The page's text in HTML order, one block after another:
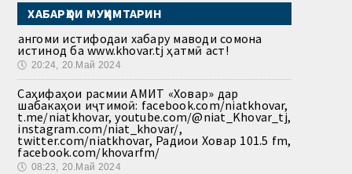
ХАБАРҲОИ МУҲИМТАРИН
Ҳангоми истифодаи хабару маводи сомона
истинод ба www.khovar.tj ҳатмӣ аст!
🕔 20:24, 20.Май 2024
Саҳифаҳои расмии АМИТ «Ховар» дар
шабакаҳои иҷтимоӣ: facebook.com/niatkhovar,
t.me/niatkhovar, youtube.com/@niat_Khovar_tj,
instagram.com/niat_khovar/,
twitter.com/niatkhovar, Радиои Ховар 101.5 fm,
facebook.com/khovarfm/
🕔 08:23, 20.Май 2024